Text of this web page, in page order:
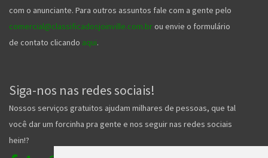
com o anunciante. Para outros assuntos fale com a gente pelo
comercial@classificadosjoinville.com.br ou envie o formulário
de contato clicando aqui.
Siga-nos nas redes sociais!
Nossos serviços gratuitos ajudam milhares de pessoas, que tal
você dar um forcinha pra gente e nos seguir nas redes sociais
hein!?